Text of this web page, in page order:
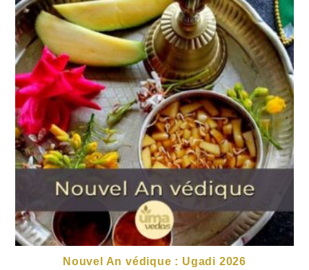
Nouvel An védique : Ugadi 2026